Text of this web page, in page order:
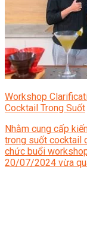
Workshop
Cocktail Trong Suốt
Nhằm cung cấp
trong suốt cocktail
chức buổi
20/07/2024 vừa